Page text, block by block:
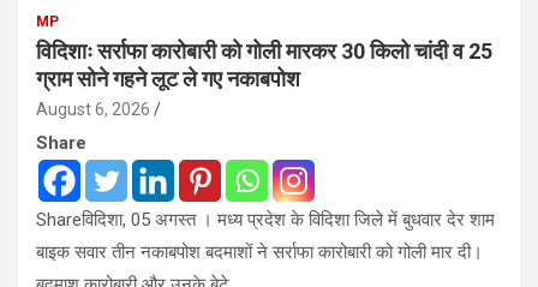
MP
विदिशाः सर्राफा कारोबारी को गोली मारकर 30 किलो चांदी व 25
ग्राम सोने गहने लूट ले गए नकाबपोश
August 6, 2026
Share
Shareविदिशा, 05 अगस्त । मध्य प्रदेश के विदिशा जिले में बुधवार देर शाम
बाइक सवार तीन नकाबपोश बदमाशों ने सर्राफा कारोबारी को गोली मार दी।